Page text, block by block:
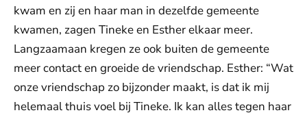
kwam en zij en haar man in dezelfde gemeente
kwamen, zagen Tineke en Esther elkaar meer.
Langzaamaan kregen ze ook buiten de gemeente
meer contact en groeide de vriendschap. Esther: “Wat
onze vriendschap zo bijzonder maakt, is dat ik mij
helemaal thuis voel bij Tineke. Ik kan alles tegen haar